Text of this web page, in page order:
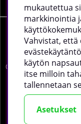
© 2026
mukautettua
markkinointia
Vahvistat,
käytön
itse milloin
tallennetaan
Asetukset